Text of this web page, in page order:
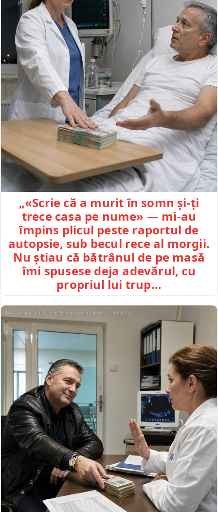
„«Scrie că a murit în somn și-ți
trece casa pe nume» — mi-au
împins plicul peste raportul de
autopsie, sub becul rece al morgii.
Nu știau că bătrânul de pe masă
îmi spusese deja adevărul, cu
propriul lui trup…